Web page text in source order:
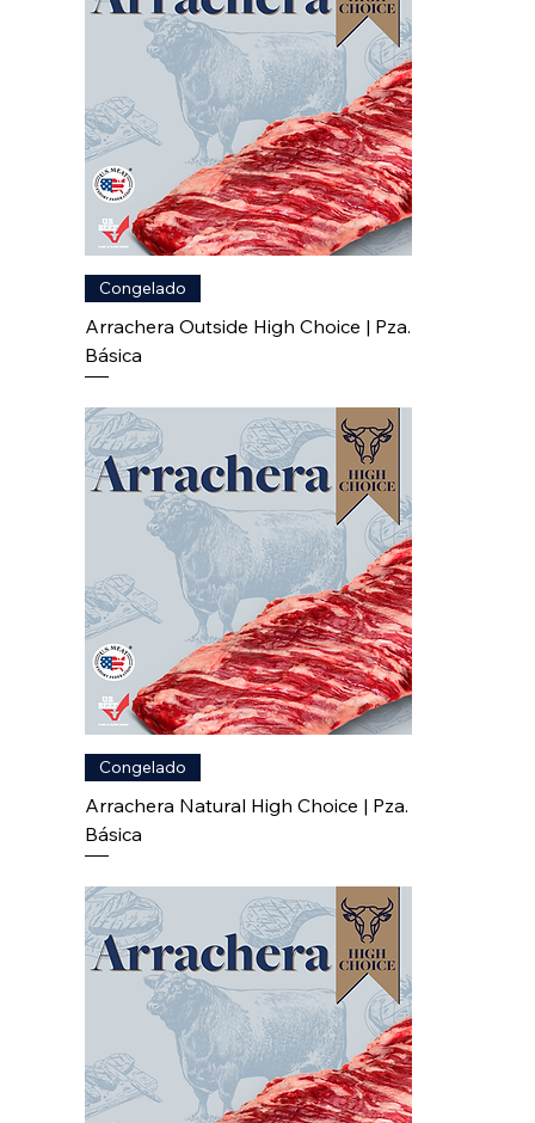
Congelado
Arrachera Outside High Choice | Pza.
Básica
Congelado
Arrachera Natural High Choice | Pza.
Básica